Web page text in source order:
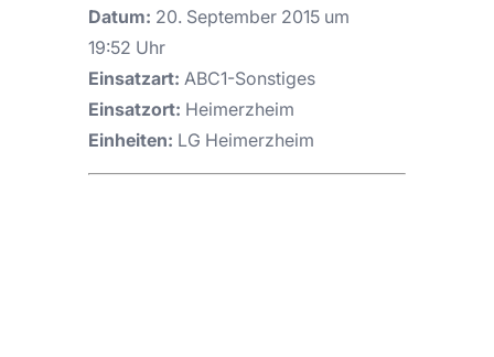
Datum: 20. September 2015 um
19:52 Uhr
Einsatzart: ABC1-Sonstiges
Einsatzort: Heimerzheim
Einheiten: LG Heimerzheim